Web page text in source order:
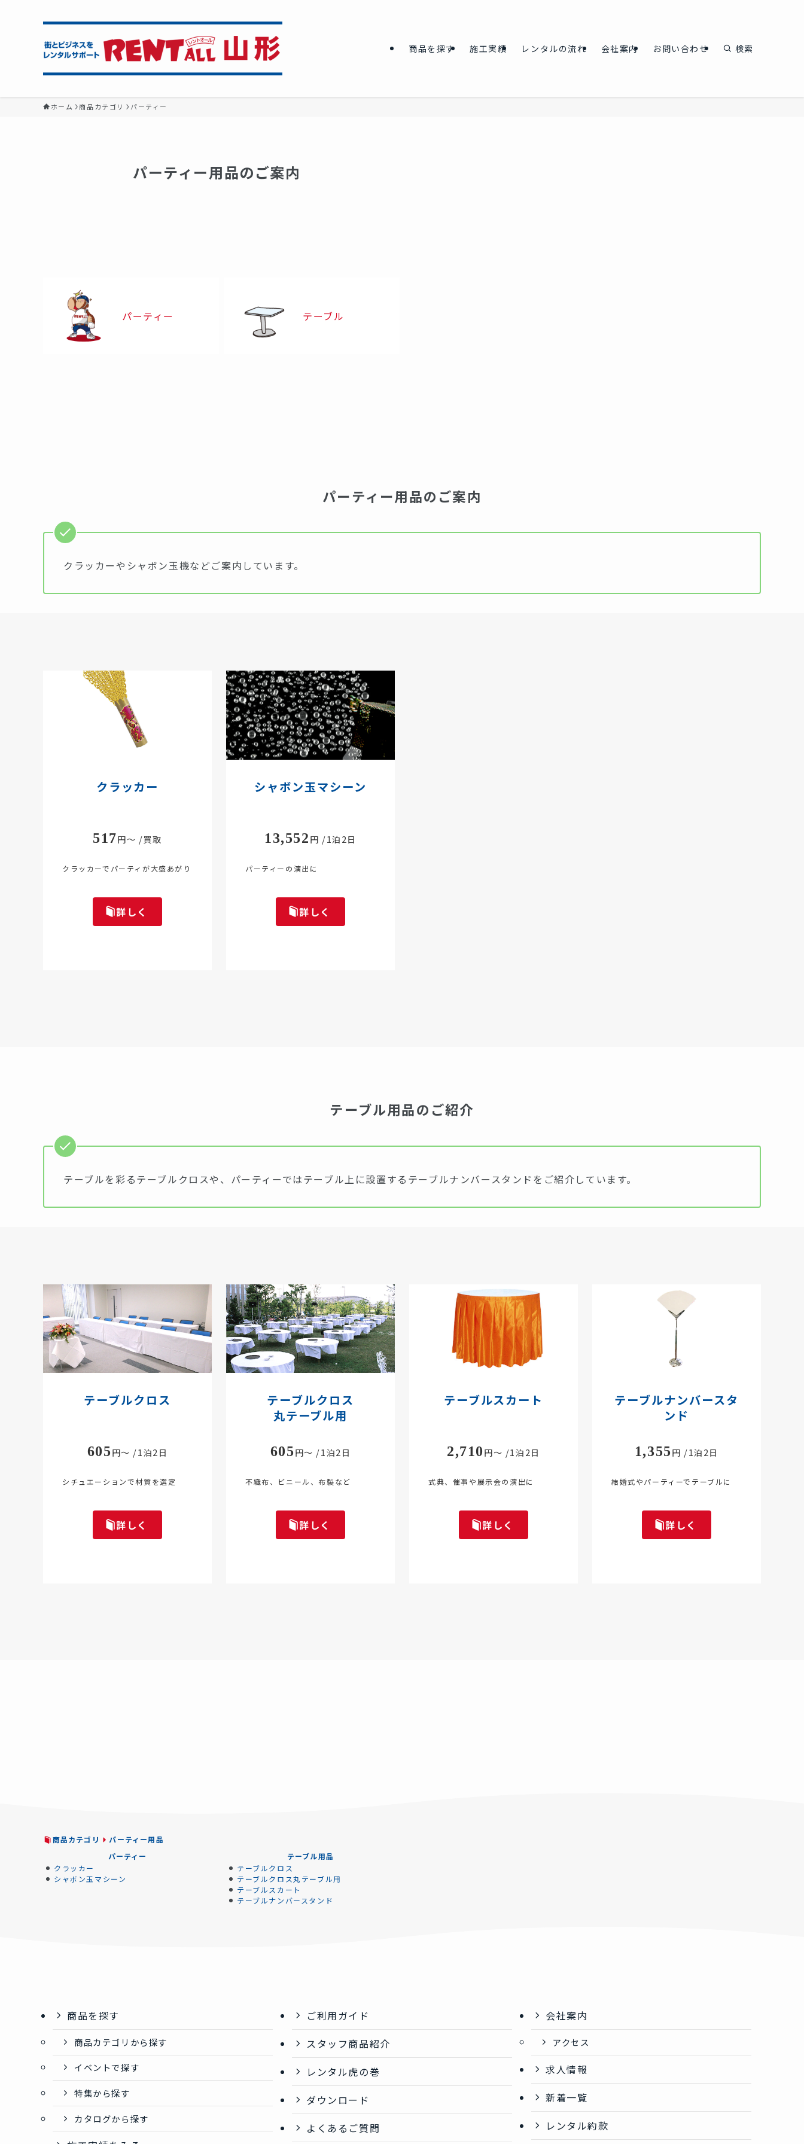
商品を探す 施工実績 レンタルの流れ 会社案内 お問い合わせ 検索
ホーム 商品カテゴリ パーティー
パーティー用品のご案内
パーティー テーブル
パーティー用品のご案内
クラッカーやシャボン玉機などご案内しています。
クラッカー
517円～ /買取
クラッカーでパーティが大盛あがり
詳しく
シャボン玉マシーン
13,552円 /1泊2日
パーティーの演出に
詳しく
テーブル用品のご紹介
テーブルを彩るテーブルクロスや、パーティーではテーブル上に設置するテーブルナンバースタンドをご紹介しています。
テーブルクロス
605円～ /1泊2日
シチュエーションで材質を選定
詳しく
テーブルクロス
丸テーブル用
605円～ /1泊2日
不織布、ビニール、布製など
詳しく
テーブルスカート
2,710円～ /1泊2日
式典、催事や展示会の演出に
詳しく
テーブルナンバースタ
ンド
1,355円 /1泊2日
結婚式やパーティーでテーブルに
詳しく
商品カテゴリ
パーティー用品
パーティー
クラッカー
シャボン玉マシーン
テーブル用品
テーブルクロス
テーブルクロス丸テーブル用
テーブルスカート
テーブルナンバースタンド
商品を探す
商品カテゴリから探す
イベントで探す
特集から探す
カタログから探す
ご利用ガイド
スタッフ商品紹介
レンタル虎の巻
ダウンロード
よくあるご質問
会社案内
アクセス
求人情報
新着一覧
レンタル約款